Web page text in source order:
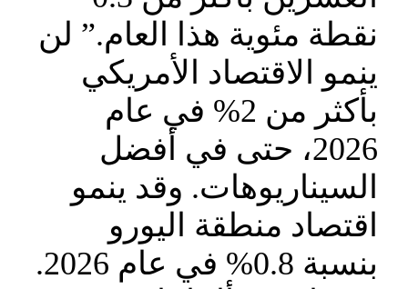
نقطة مئوية هذا العام.” لن
ينمو الاقتصاد الأمريكي
بأكثر من 2% في عام
2026، حتى في أفضل
السيناريوهات. وقد ينمو
اقتصاد منطقة اليورو
بنسبة 0.8% في عام 2026.